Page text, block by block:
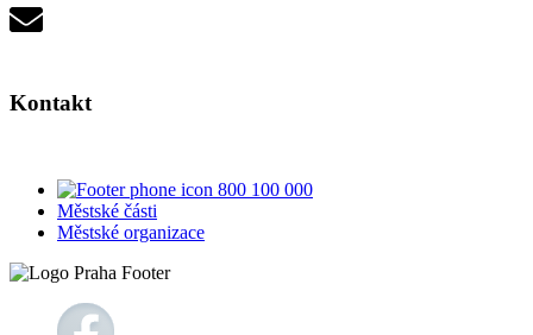
Kontakt
800 100 000
Městské části
Městské organizace